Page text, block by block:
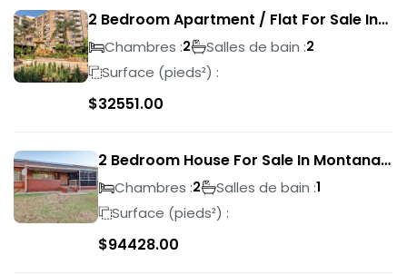
2 Bedroom Apartment / Flat For Sale In
Pretoria Central
Chambres :2 Salles de bain :2
Surface (pieds²) :
$32551.00
2 Bedroom House For Sale In Montana
ParkChambres :2 Salles de bain :1
Surface (pieds²) :
$94428.00